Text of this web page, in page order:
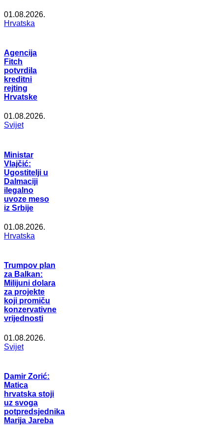
01.08.2026.
Hrvatska
Agencija
Fitch
potvrdila
kreditni
rejting
Hrvatske
01.08.2026.
Svijet
Ministar
Vlajčić:
Ugostitelji u
Dalmaciji
ilegalno
uvoze meso
iz Srbije
01.08.2026.
Hrvatska
Trumpov plan
za Balkan:
Milijuni dolara
za projekte
koji promiču
konzervativne
vrijednosti
01.08.2026.
Svijet
Damir Zorić:
Matica
hrvatska stoji
uz svoga
potpredsjednika
Marija Jareba